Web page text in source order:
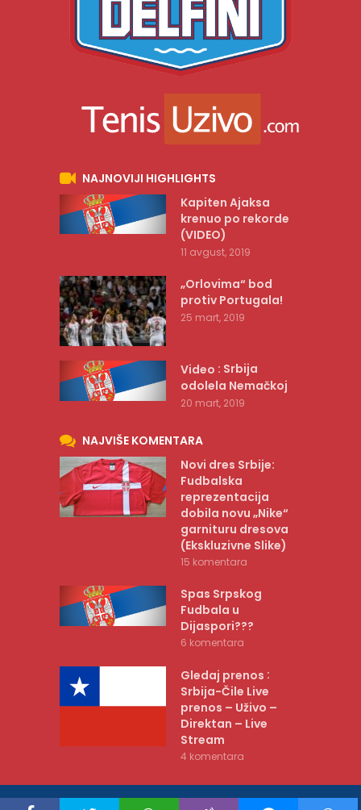
NAJNOVIJI HIGHLIGHTS
Kapiten Ajaksa
krenuo po rekorde
(VIDEO)
11 avgust, 2019
„Orlovima“ bod
protiv Portugala!
25 mart, 2019
Video : Srbija
odolela Nemačkoj
20 mart, 2019
NAJVIŠE KOMENTARA
Novi dres Srbije:
Fudbalska
reprezentacija
dobila novu „Nike“
garnituru dresova
(Ekskluzivne Slike)
15 komentara
Spas Srpskog
Fudbala u
Dijaspori???
6 komentara
Gledaj prenos :
Srbija-Čile Live
prenos – Uživo –
Direktan – Live
Stream
4 komentara